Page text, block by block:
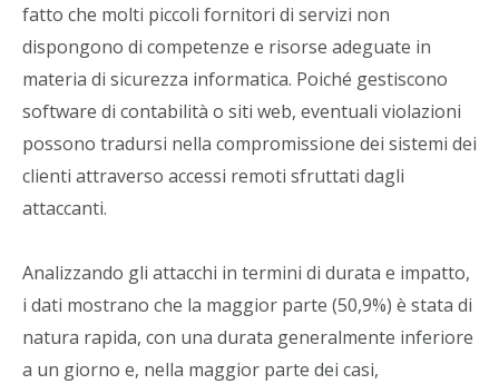
fatto che molti piccoli fornitori di servizi non
dispongono di competenze e risorse adeguate in
materia di sicurezza informatica. Poiché gestiscono
software di contabilità o siti web, eventuali violazioni
possono tradursi nella compromissione dei sistemi dei
clienti attraverso accessi remoti sfruttati dagli
attaccanti.
Analizzando gli attacchi in termini di durata e impatto,
i dati mostrano che la maggior parte (50,9%) è stata di
natura rapida, con una durata generalmente inferiore
a un giorno e, nella maggior parte dei casi,